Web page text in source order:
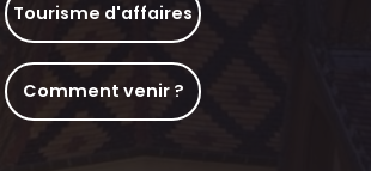
Tourisme d'affaires
Comment venir ?